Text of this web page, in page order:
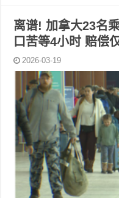
离谱! 加拿大23名
口苦等4小时 赔偿
2026-03-19